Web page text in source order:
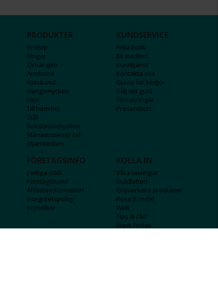
PRODUKTER
Bröllop
Ringar
Örhängen
Armband
Halsband
Hängsmycken
Herr
Till hemmet
Stål
Bokstavssmycken
Månadsstenar och
stjärntecken
KUNDSERVICE
Hitta butik
Bli medlem
Kundtjänst
Kontakta oss
Guide för kedjor
Sälj ditt guld
Försäkringar
Presentkort
FÖRETAGSINFO
Lediga jobb
Företagskund
Affiliateinformation
Integritetspolicy
Köpvillkor
KOLLA IN
Våra tävlingar
Guldlotten
Graverbara produkter
Rosa Bandet
Wolt
Tips & råd
Black Friday